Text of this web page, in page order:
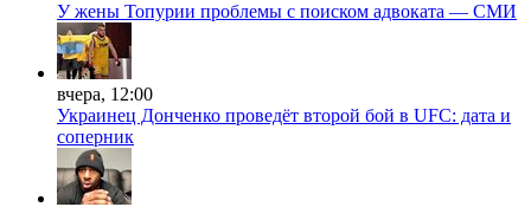
У жены Топурии проблемы с поиском адвоката — СМИ
вчера, 12:00
Украинец Донченко проведёт второй бой в UFC: дата и
соперник